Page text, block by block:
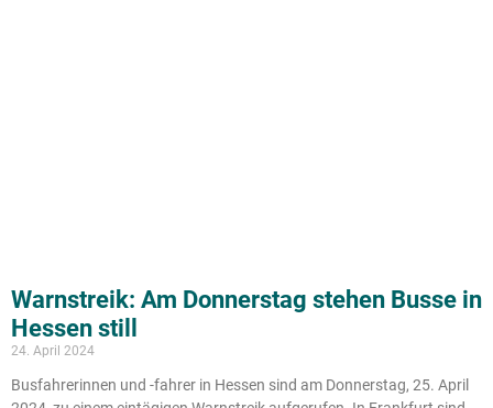
Warnstreik: Am Donnerstag stehen Busse in
Hessen still
24. April 2024
Busfahrerinnen und -fahrer in Hessen sind am Donnerstag, 25. April